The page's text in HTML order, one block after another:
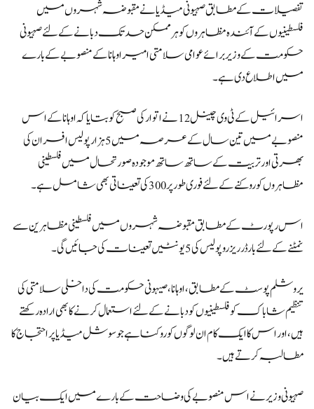
تفصیلات کے مطابق صہیونی میڈیا نے مقبوضہ شہروں میں
فلسطینیوں کے آئندہ مظاہروں کو ہر ممکن حد تک دبانے کے لئے صہیونی
حکومت کے وزیر برائے عوامی سلامتی امیر اوہانا کے منصوبے کے بارے
میں اطلاع دی ہے۔
اسرائیل کے ٹی وی چینل 12 نے اتوار کی صبح کو بتایا کہ اوہانا کے اس
منصوبے میں تین سال کے عرصہ میں 5 ہزار پولیس افسران کی
بھرتی اور تربیت کے ساتھ ساتھ موجودہ صورتحال میں فلسطینی
مظاہروں کو روکنے کے لئے فوری طور پر 300 کی تعیناتی بھی شامل ہے۔
اس رپورٹ کے مطابق مقبوضہ شہروں میں فلسطینی مظاہرین سے
نمٹنے کے لئے بارڈر ریزرو پولیس کی 5 یونٹیں تعینات کی جائیں گی۔
یروشلم پوسٹ کے مطابق، اوہانا، صیہونی حکومت کی داخلی سلامتی کی
تنظیم شاباک کو فلسطینیوں کو دبانے کے لئے استعمال کرنے کا بھی ارادہ رکھتے
ہیں، اور اس کا ایک کام ان لوگوں کو روکنا ہے جو سوشل میڈیا پر احتجاج کا
مطالبہ کرتے ہیں۔
صہیونی وزیر نے اس منصوبے کی وضاحت کے بارے میں ایک بیان